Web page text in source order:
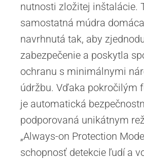
nutnosti zložitej inštalácie.
samostatná múdra
navrhnutá tak, aby
zabezpečenie a poskytla
ochranu s minimálnymi
údržbu. Vďaka pokročilým
je automatická
podporovaná unikátnym
„Always-on Protection
schopnosť detekcie ľudí a